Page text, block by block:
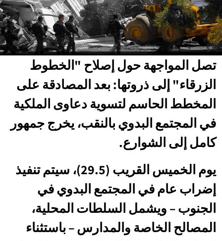
تصل المواجهة حول إصلاح "الخطوط
الزرقاء" إلى ذروتها: بعد المصادقة على
المخطط الحاسم لتسوية دعاوى الملكية
في المجتمع البدوي بالنقب، يخرج جمهور
كامل إلى الشوارع.
يوم الخميس القريب (29.5)، سيتم تنفيذ
إضراب عام في المجتمع البدوي في
الجنوب – ويشمل السلطات المحلية،
المصالح الخاصة والمدارس – باستثناء